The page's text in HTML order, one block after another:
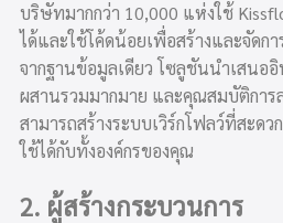
บริษัทมากกว่า 10,000 แห่งใช้
ได้และใช้โค้ดน้อยเพื่อสร้างและจัดก
จากฐานข้อมูลเดียว โซลูชันนำเสนอ
ผสานรวมมากมาย และคุณสมบัติการ
สามารถสร้างระบบเวิร์กโฟลว์ที่สะด
ใช้ได้กับทั้งองค์กรของคุณ
2. ผู้สร้างกระบวนการ